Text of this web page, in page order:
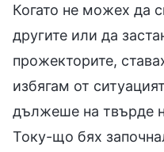
Когато не можех да
другите или да
прожекторите,
избягам от
дължеше на твърде
Току-що бях